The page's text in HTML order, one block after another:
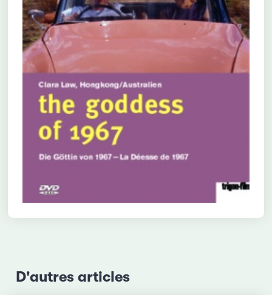
D'autres articles